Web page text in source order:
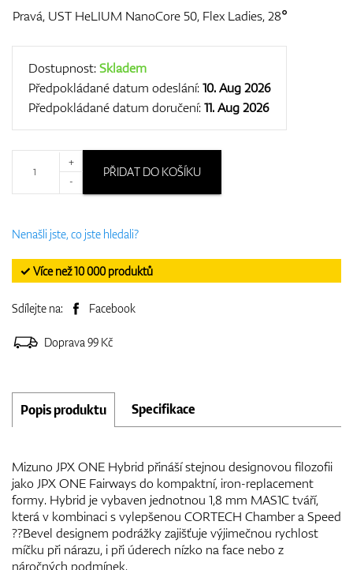
Dárkové poukazy
Pravá, UST HeLIUM NanoCore 50, Flex Ladies, 28°
Dostupnost:Skladem
Předpokládané datum odeslání:10. Aug 2026
Předpokládané datum doručení:11. Aug 2026
+
-
PŘIDAT DO KOŠÍKU
Nenašli jste, co jste hledali?
✓ Více než 10 000 produktů
Sdílejte na: Facebook
Doprava 99 Kč
Popis produktu Specifikace
Mizuno JPX ONE Hybrid přináší stejnou designovou filozofii
jako JPX ONE Fairways do kompaktní, iron-replacement
formy. Hybrid je vybaven jednotnou 1,8 mm MAS1C tváří,
která v kombinaci s vylepšenou CORTECH Chamber a Speed
??Bevel designem podrážky zajišťuje výjimečnou rychlost
míčku při nárazu, i při úderech nízko na face nebo z
náročných podmínek.